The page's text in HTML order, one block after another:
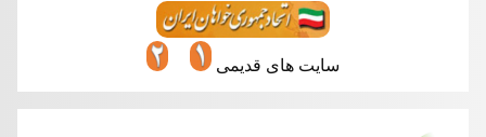
سایت های قدیمی